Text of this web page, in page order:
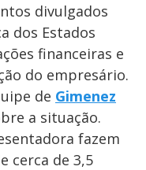
divulgados
dos Estados
financeiras e
do empresário.
de Gimenez
a situação.
fazem
cerca de 3,5